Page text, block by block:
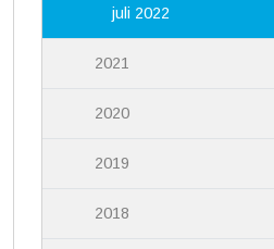
juli 2022
2021
2020
2019
2018